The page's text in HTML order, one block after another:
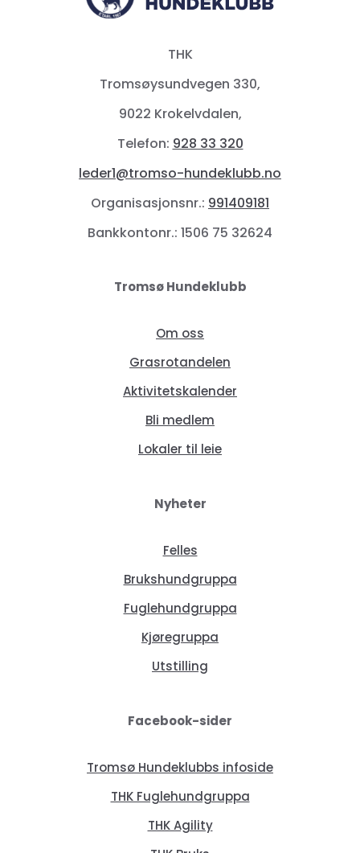
THK
Tromsøysundvegen 330,
9022 Krokelvdalen,
Telefon: 928 33 320
leder1@tromso-hundeklubb.no
Organisasjonsnr.: 991409181
Bankkontonr.: 1506 75 32624
Tromsø Hundeklubb
Om oss
Grasrotandelen
Aktivitetskalender
Bli medlem
Lokaler til leie
Nyheter
Felles
Brukshundgruppa
Fuglehundgruppa
Kjøregruppa
Utstilling
Facebook-sider
Tromsø Hundeklubbs infoside
THK Fuglehundgruppa
THK Agility